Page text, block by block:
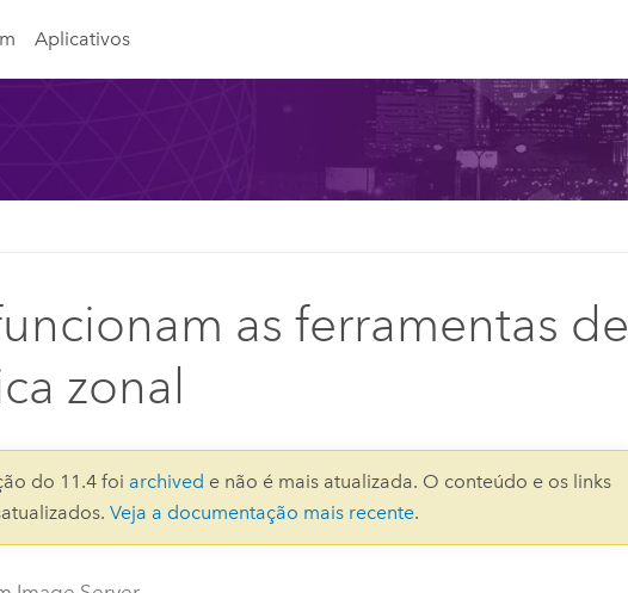
Aplicativos
as ferramentas de
zonal
do 11.4 foi archived e não é mais atualizada. O conteúdo e os links
Veja a documentação mais recente.